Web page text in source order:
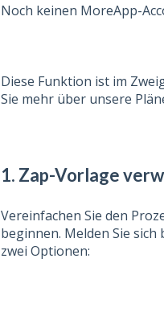
Noch keinen MoreApp-
Diese Funktion ist im
Sie mehr über unsere
1. Zap-Vorlage
Vereinfachen Sie den
beginnen. Melden Sie
zwei Optionen: